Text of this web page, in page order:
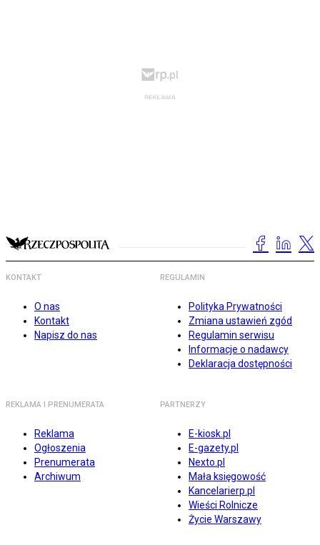
KONTAKT
O nas
Kontakt
Napisz do nas
REGULAMIN
Polityka Prywatności
Zmiana ustawień zgód
Regulamin serwisu
Informacje o nadawcy
Deklaracja dostępności
REKLAMA I PRENUMERATA
Reklama
Ogłoszenia
Prenumerata
Archiwum
PARTNERZY
E-kiosk.pl
E-gazety.pl
Nexto.pl
Mała księgowość
Kancelarierp.pl
Wieści Rolnicze
Życie Warszawy